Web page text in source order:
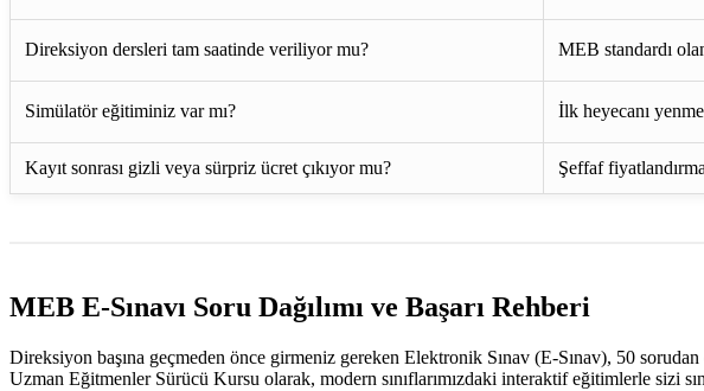
Direksiyon dersleri tam saatinde veriliyor mu? MEB standardı
Simülatör eğitiminiz var mı? İlk heyecanı
Kayıt sonrası gizli veya sürpriz ücret çıkıyor mu? Şeffaf
MEB E-Sınavı Soru Dağılımı ve Başarı Rehberi
Direksiyon başına geçmeden önce girmeniz gereken Elektronik Sınav (E-Sınav), 50
Uzman Eğitmenler Sürücü Kursu olarak, modern sınıflarımızdaki interaktif eğitimlerle sizi